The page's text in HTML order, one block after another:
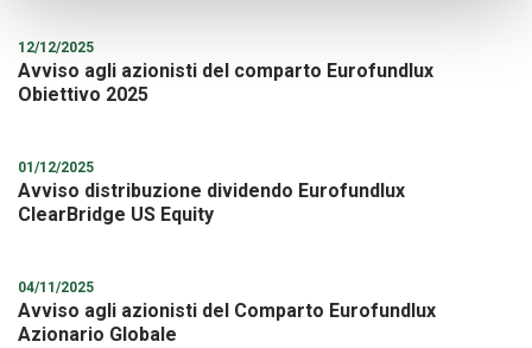
12/12/2025
Avviso agli azionisti del comparto Eurofundlux
Obiettivo 2025
01/12/2025
Avviso distribuzione dividendo Eurofundlux
ClearBridge US Equity
04/11/2025
Avviso agli azionisti del Comparto Eurofundlux
Azionario Globale